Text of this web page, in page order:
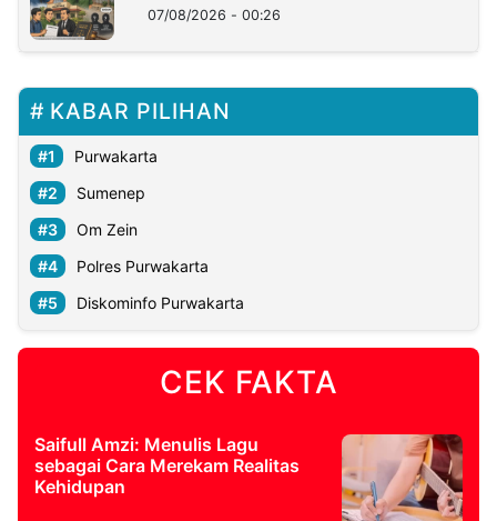
07/08/2026 - 00:26
KABAR PILIHAN
Purwakarta
Sumenep
Om Zein
Polres Purwakarta
Diskominfo Purwakarta
CEK FAKTA
Saifull Amzi: Menulis Lagu
sebagai Cara Merekam Realitas
Kehidupan